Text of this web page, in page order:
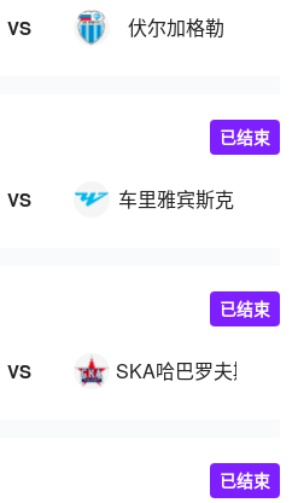
VS 伏尔加格勒
VS 车里雅宾斯克
已结束
VS SKA哈巴罗夫斯克
已结束
已结束